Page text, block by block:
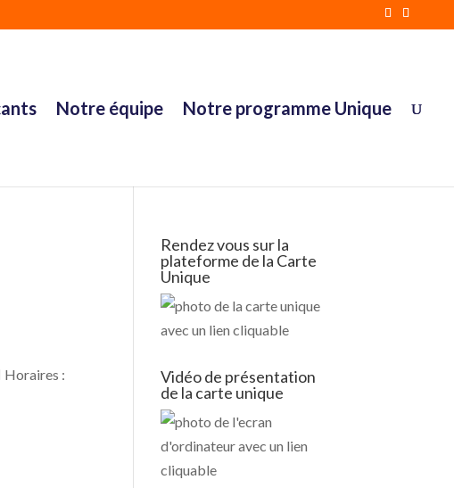
Notre équipe Notre programme Unique
Horaires :
Rendez vous sur la
plateforme de la Carte
Unique
Vidéo de présentation
de la carte unique